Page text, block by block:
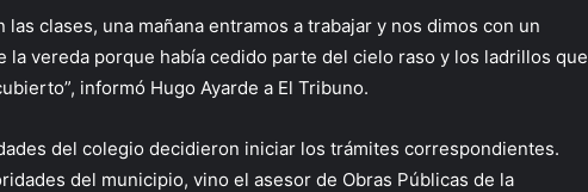
las clases, una mañana entramos a trabajar y nos dimos con un
la vereda porque había cedido parte del cielo raso y los ladrillos que
informó Hugo Ayarde a El Tribuno.
del colegio decidieron iniciar los trámites correspondientes.
del municipio, vino el asesor de Obras Públicas de la